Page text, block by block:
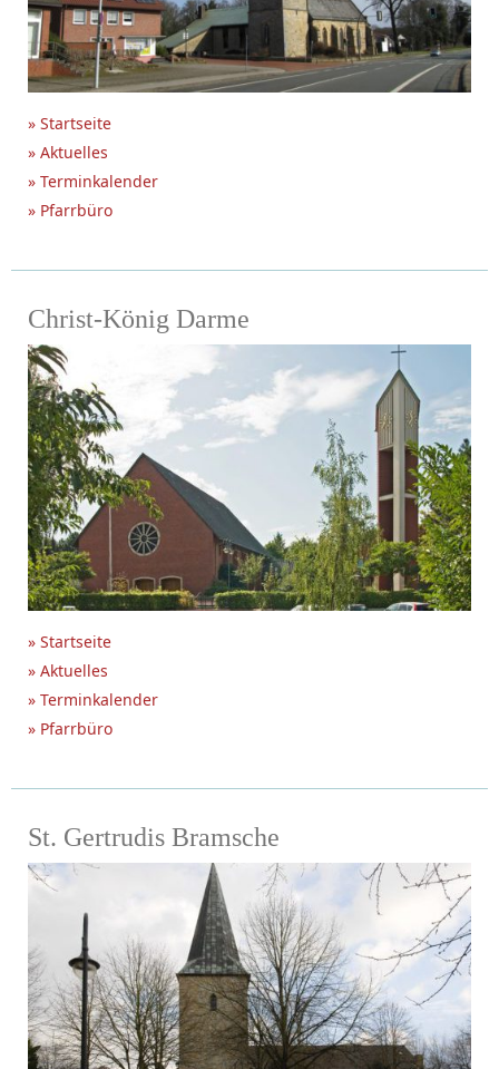
» Startseite
» Aktuelles
» Terminkalender
» Pfarrbüro
Christ-König Darme
» Startseite
» Aktuelles
» Terminkalender
» Pfarrbüro
St. Gertrudis Bramsche